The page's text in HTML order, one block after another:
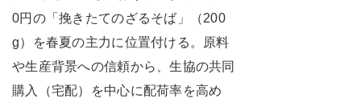
0円の「挽きたてのざるそば」（200
g）を春夏の主力に位置付ける。原料
や生産背景への信頼から、生協の共同
購入（宅配）を中心に配荷率を高め